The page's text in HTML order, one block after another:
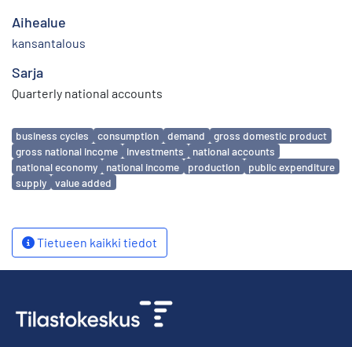
Aihealue
kansantalous
Sarja
Quarterly national accounts
Avainsanat
business cycles consumption demand
gross domestic product
gross national income
investments
national accounts
national economy
national income production
public expenditure
supply
value added
Tietueen kaikki tiedot